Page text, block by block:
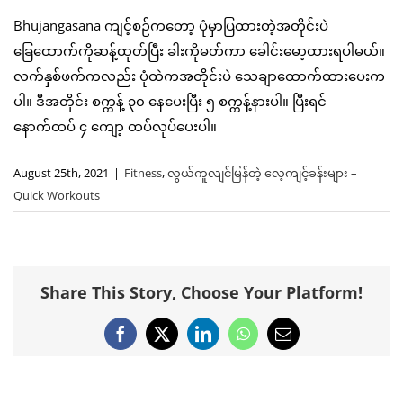
Bhujangasana ကျင့်စဉ်ကတော့ ပုံမှာပြထားတဲ့အတိုင်းပဲ
ခြေထောက်ကိုဆန့်ထုတ်ပြီး ခါးကိုမတ်ကာ ခေါင်းမော့ထားရပါမယ်။
လက်နှစ်ဖက်ကလည်း ပုံထဲကအတိုင်းပဲ သေချာထောက်ထားပေးက
ပါ။ ဒီအတိုင်း စက္ကန့် ၃၀ နေပေးပြီး ၅ စက္ကန့်နားပါ။ ပြီးရင်
နောက်ထပ် ၄ ကျော့ ထပ်လုပ်ပေးပါ။
August 25th, 2021 | Fitness,လွယ်ကူလျင်မြန်တဲ့ ‌လေ့ကျင့်ခန်းများ –
Quick Workouts
Share This Story, Choose Your Platform!
Facebook
X LinkedInWhatsApp
Email